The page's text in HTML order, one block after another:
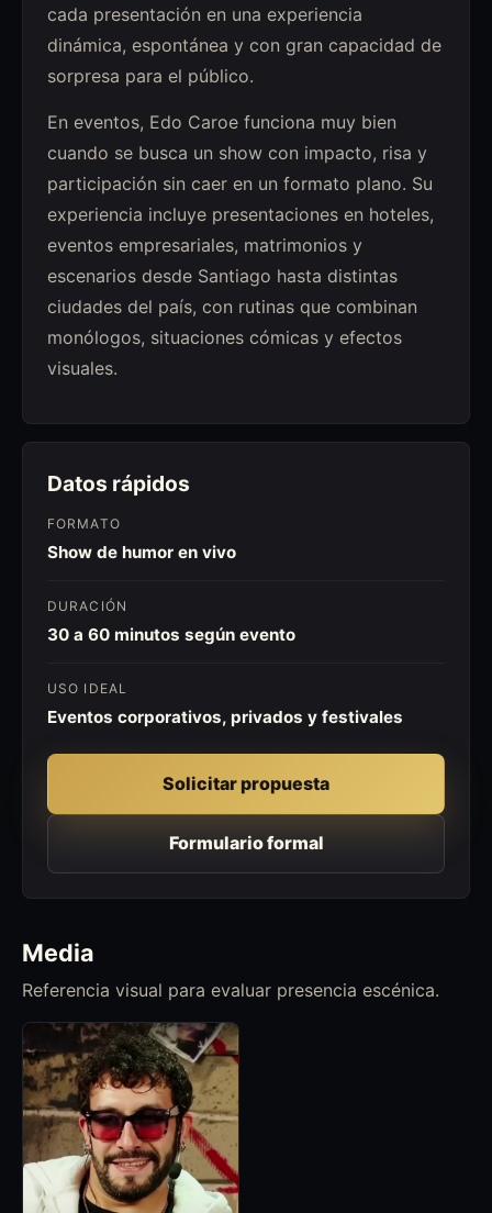
cada presentación en una experiencia
dinámica, espontánea y con gran capacidad de
sorpresa para el público.
En eventos, Edo Caroe funciona muy bien
cuando se busca un show con impacto, risa y
participación sin caer en un formato plano. Su
experiencia incluye presentaciones en hoteles,
eventos empresariales, matrimonios y
escenarios desde Santiago hasta distintas
ciudades del país, con rutinas que combinan
monólogos, situaciones cómicas y efectos
visuales.
Datos rápidos
FORMATO
Show de humor en vivo
DURACIÓN
30 a 60 minutos según evento
USO IDEAL
Eventos corporativos, privados y festivales
Solicitar propuesta
Formulario formal
Media
Referencia visual para evaluar presencia escénica.